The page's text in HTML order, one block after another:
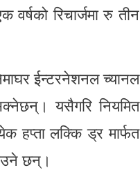
वर्षको रिचार्जमा रु तीन
ईन्टरनेशनल च्यानल
यसैगरि नियमित
हप्ता लक्कि ड्र मार्फत
छन्।